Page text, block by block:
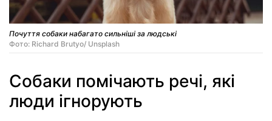
Почуття собаки набагато сильніші за людські
Фото: Richard Brutyo/ Unsplash
Собаки помічають речі, які
люди ігнорують